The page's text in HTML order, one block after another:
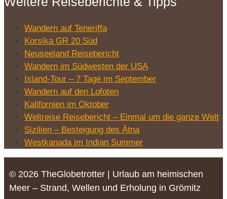
Wandern auf Teneriffa
Korsika GR 20 Süd
Neuseeland Reisebericht
Wandern im Südwesten der USA
Island-Tour – 7 Tage im September
Wandern auf den Lofoten
Kalifornien im Oktober
Weltreise Reisebericht – Einmal um die ganze Welt
Sizilien – Besteigung des Ätna
Westkanada im Indian Summer
© 2026 TheGlobetrotter | Urlaub am heimischen
Meer – Strand, Wellen und Erholung in Grömitz